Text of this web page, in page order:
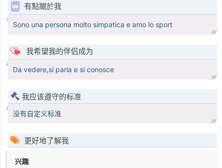
有點關於我
Sono una persona molto simpatica e amo lo sport
我希望我的伴侣成为
Da vedere,si parla e si conosce
我应该遵守的标准
没有自定义标准
更好地了解我
兴趣